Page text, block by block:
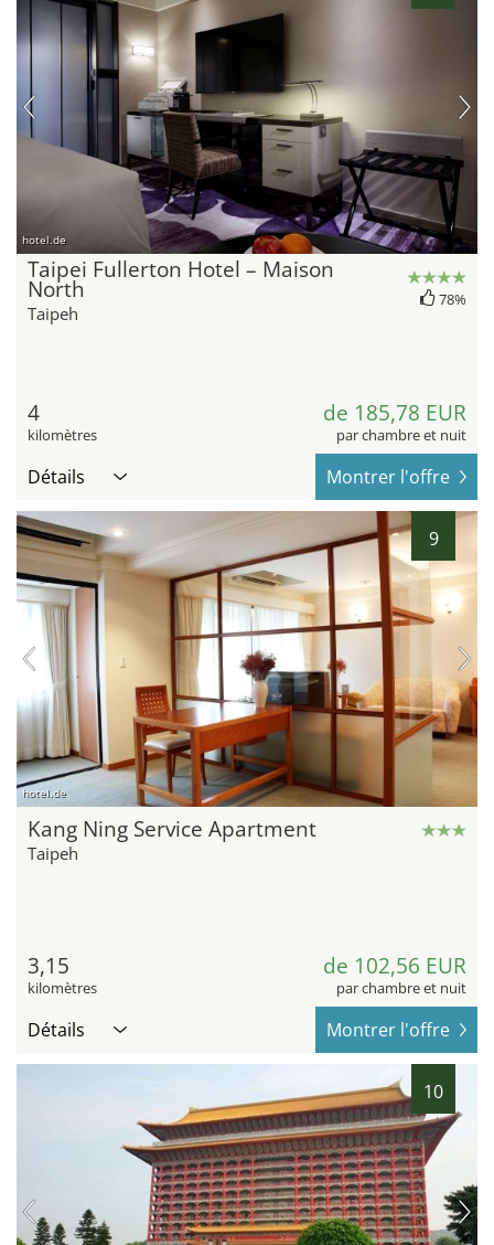
hotel.de
Taipei Fullerton Hotel – Maison
North
Taipeh
78%
4
kilomètres
de 185,78 EUR
par chambre et nuit
Détails Montrer l'offre
9
hotel.de
Kang Ning Service Apartment
Taipeh
3,15
kilomètres
de 102,56 EUR
par chambre et nuit
Détails Montrer l'offre
10